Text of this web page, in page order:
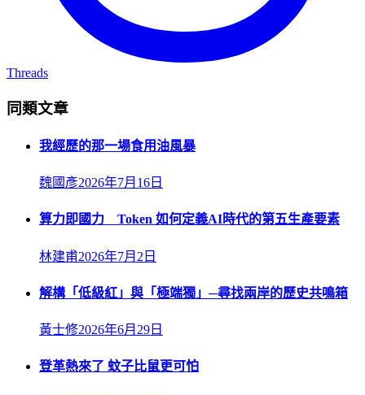
Threads
同類文章
我經歷的那一場食用油風暴
魏國彥2026年7月16日
算力即國力 Token 如何定義AI時代的第五生產要素
林建甫2026年7月2日
解構「低級紅」與「極端獨」─尋找兩岸的歷史共鳴箱
黃士修2026年6月29日
登革熱來了 蚊子比鼠更可怕